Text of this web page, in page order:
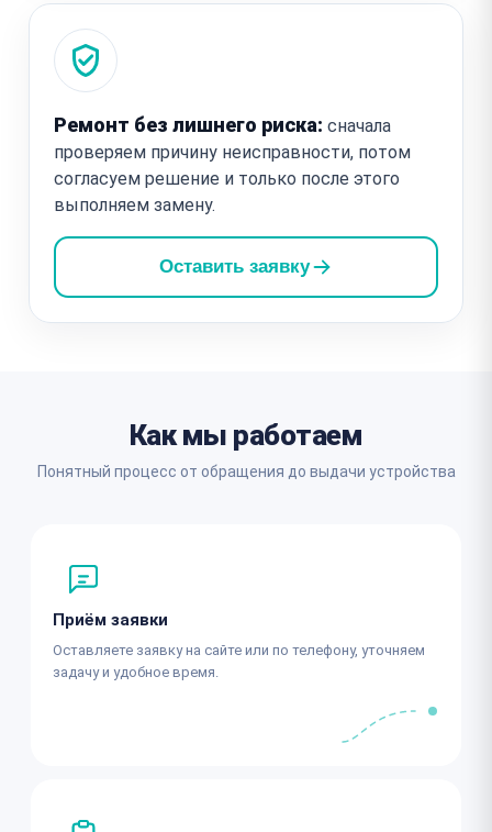
Ремонт без лишнего риска: сначала
проверяем причину неисправности, потом
согласуем решение и только после этого
выполняем замену.
Оставить заявку
Как мы работаем
Понятный процесс от обращения до выдачи устройства
Приём заявки
Оставляете заявку на сайте или по телефону, уточняем
задачу и удобное время.